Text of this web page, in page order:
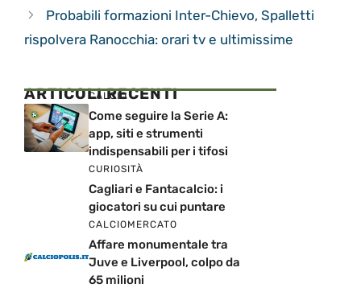
Probabili formazioni Inter-Chievo, Spalletti
rispolvera Ranocchia: orari tv e ultimissime
ARTICOLI RECENTI
CALCIO
Come seguire la Serie A:
app, siti e strumenti
indispensabili per i tifosi
CURIOSITÀ
Cagliari e Fantacalcio: i
giocatori su cui puntare
CALCIOMERCATO
Affare monumentale tra
Juve e Liverpool, colpo da
65 milioni